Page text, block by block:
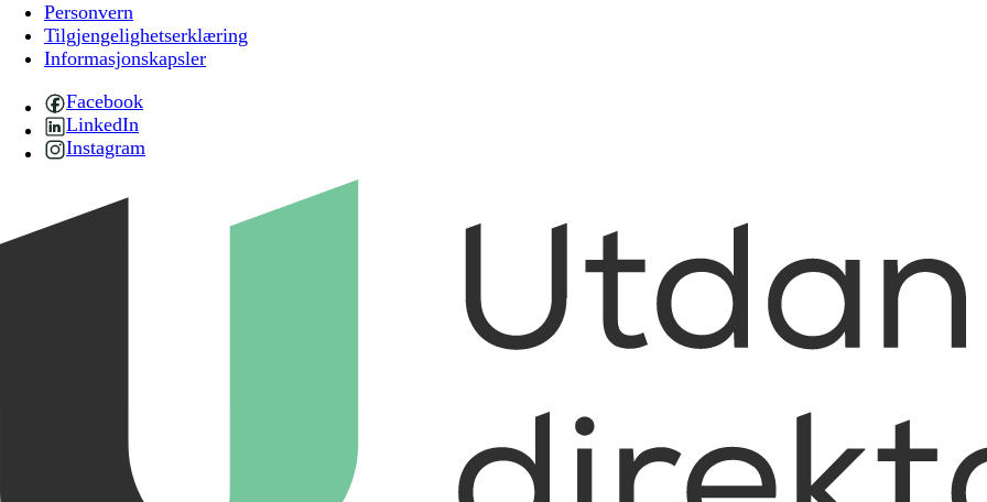
Personvern
Tilgjengelighetserklæring
Informasjonskapsler
Facebook
LinkedIn
Instagram